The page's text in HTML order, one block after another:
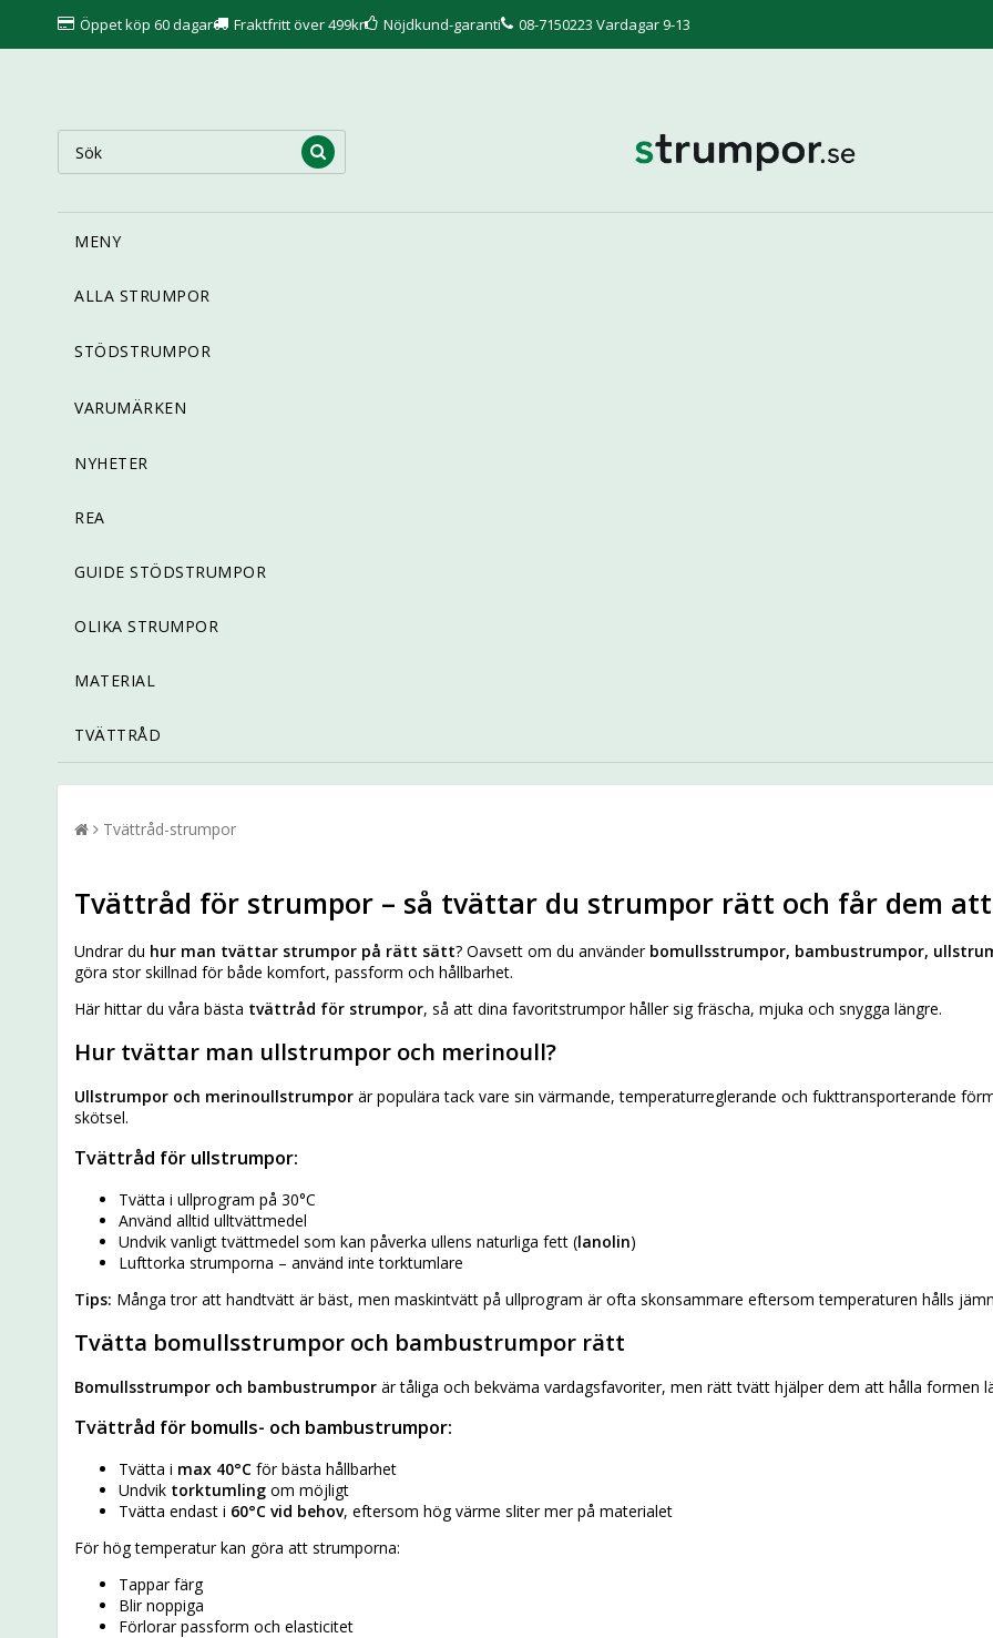
Öppet köp 60 dagar Fraktfritt över 499kr Nöjdkund-garanti 08-7150223 Vardagar 9-13
MENY
ALLA STRUMPOR
STÖDSTRUMPOR
VARUMÄRKEN
NYHETER
REA
GUIDE STÖDSTRUMPOR
OLIKA STRUMPOR
MATERIAL
TVÄTTRÅD
Tvättråd-strumpor
Tvättråd för strumpor – så tvättar du strumpor rätt och får dem
Undrar du hur man tvättar strumpor på rätt sätt? Oavsett om du använder bomullsstrumpor, bambustrumpor,
göra stor skillnad för både komfort, passform och hållbarhet.
Här hittar du våra bästa tvättråd för strumpor, så att dina favoritstrumpor håller sig fräscha, mjuka och snygga längre.
Hur tvättar man ullstrumpor och merinoull?
Ullstrumpor och merinoullstrumpor är populära tack vare sin värmande, temperaturreglerande och fukttransporterande
skötsel.
Tvättråd för ullstrumpor:
Tvätta i ullprogram på 30°C
Använd alltid ulltvättmedel
Undvik vanligt tvättmedel som kan påverka ullens naturliga fett (lanolin)
Lufttorka strumporna – använd inte torktumlare
Tips: Många tror att handtvätt är bäst, men maskintvätt på ullprogram är ofta skonsammare eftersom temperaturen hålls
Tvätta bomullsstrumpor och bambustrumpor rätt
Bomullsstrumpor och bambustrumpor är tåliga och bekväma vardagsfavoriter, men rätt tvätt hjälper dem att hålla formen
Tvättråd för bomulls- och bambustrumpor:
Tvätta i max 40°C för bästa hållbarhet
Undvik torktumling om möjligt
Tvätta endast i 60°C vid behov, eftersom hög värme sliter mer på materialet
För hög temperatur kan göra att strumporna:
Tappar färg
Blir noppiga
Förlorar passform och elasticitet